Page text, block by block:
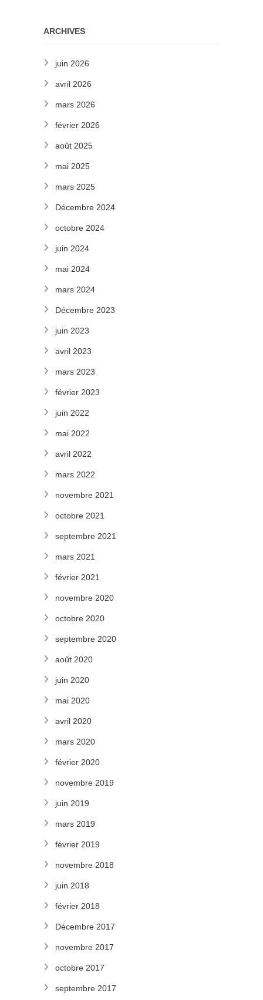
ARCHIVES
juin 2026
avril 2026
mars 2026
février 2026
août 2025
mai 2025
mars 2025
Décembre 2024
octobre 2024
juin 2024
mai 2024
mars 2024
Décembre 2023
juin 2023
avril 2023
mars 2023
février 2023
juin 2022
mai 2022
avril 2022
mars 2022
novembre 2021
octobre 2021
septembre 2021
mars 2021
février 2021
novembre 2020
octobre 2020
septembre 2020
août 2020
juin 2020
mai 2020
avril 2020
mars 2020
février 2020
novembre 2019
juin 2019
mars 2019
février 2019
novembre 2018
juin 2018
février 2018
Décembre 2017
novembre 2017
octobre 2017
septembre 2017